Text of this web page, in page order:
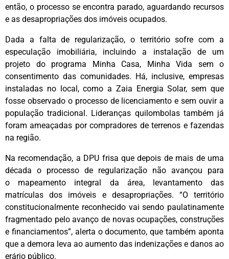
então, o processo se encontra parado, aguardando recursos
e as desapropriações dos imóveis ocupados.
Dada a falta de regularização, o território sofre com a
especulação imobiliária, incluindo a instalação de um
projeto do programa Minha Casa, Minha Vida sem o
consentimento das comunidades. Há, inclusive, empresas
instaladas no local, como a Zaia Energia Solar, sem que
fosse observado o processo de licenciamento e sem ouvir a
população tradicional. Lideranças quilombolas também já
foram ameaçadas por compradores de terrenos e fazendas
na região.
Na recomendação, a DPU frisa que depois de mais de uma
década o processo de regularização não avançou para
o mapeamento integral da área, levantamento das
matrículas dos imóveis e desapropriações. “O território
constitucionalmente reconhecido vai sendo paulatinamente
fragmentado pelo avanço de novas ocupações, construções
e financiamentos”, alerta o documento, que também aponta
que a demora leva ao aumento das indenizações e danos ao
erário público.